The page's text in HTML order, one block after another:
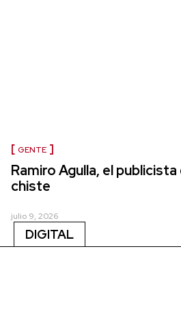
GENTE
Ramiro Agulla, el
chiste
julio 9, 2026
DIGITAL